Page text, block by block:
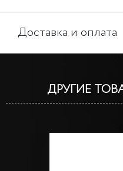
Доставка и оплата
ДРУГИЕ